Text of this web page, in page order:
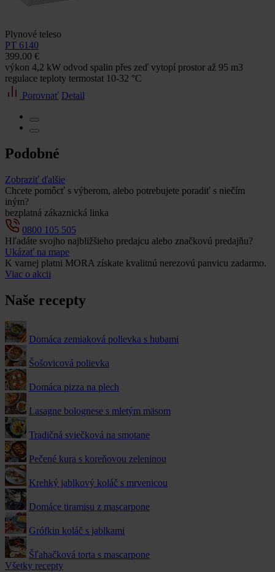
Plynové teleso
PT 6140
399.00 €
výkon 4,2 kW odvod spalin přes zeď vytopí prostor až 95 m3
regulace teploty termostat 10-32 °C
Porovnať Detail
Podobné
Zobraziť ďalšie
Chcete pomôcť s výberom, alebo potrebujete poradiť s niečím
iným?
bezplatná zákaznická linka
0800 105 505
Hľadáte svojho najbližšieho predajcu alebo značkovú predajňu?
Ukázať na mape
K varnej platni MORA získate kvalitnú nerezovú panvicu zadarmo.
Viac o akcii
Naše recepty
Domáca zemiaková polievka s hubami
Šošovicová polievka
Domáca pizza na plech
Lasagne bolognese s mletým mäsom
Tradičná sviečková na smotane
Pečené kura s koreňovou zeleninou
Krehký jablkový koláč s mrvenicou
Domáce tiramisu z mascarpone
Grófkin koláč s jablkami
Šľahačková torta s mascarpone
Všetky recepty